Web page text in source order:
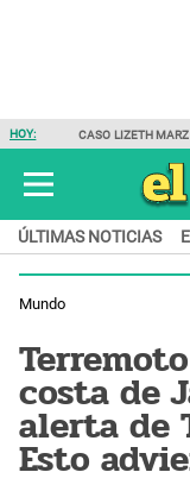
HOY: CASO LIZETH
ÚLTIMAS NOTICIAS
Mundo
costa de
alerta de
Esto